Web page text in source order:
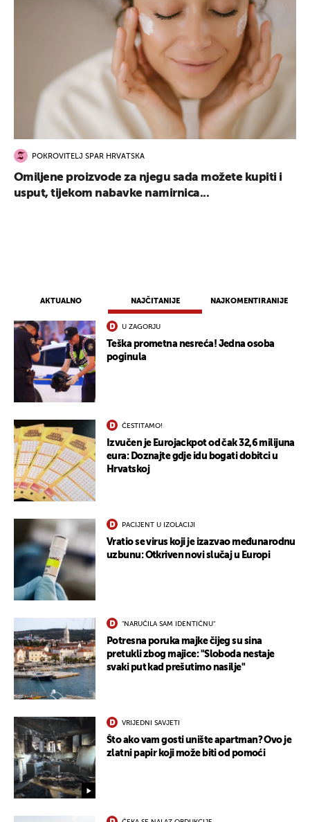
AKTUALNO NAJČITANIJE NAJKOMENTIRANIJE
U ZAGORJU
Teška prometna nesreća! Jedna osoba
poginula
ČESTITAMO!
Izvučen je Eurojackpot od čak 32,6 milijuna
eura: Doznajte gdje idu bogati dobitci u
Hrvatskoj
PACIJENT U IZOLACIJI
Vratio se virus koji je izazvao međunarodnu
uzbunu: Otkriven novi slučaj u Europi
"NARUČILA SAM IDENTIČNU"
Potresna poruka majke čijeg su sina
pretukli zbog majice: "Sloboda nestaje
svaki put kad prešutimo nasilje"
VRIJEDNI SAVJETI
Što ako vam gosti unište apartman? Ovo je
zlatni papir koji može biti od pomoći
POKROVITELJ SPAR HRVATSKA
Omiljene proizvode za njegu sada možete kupiti i
usput, tijekom nabavke namirnica...